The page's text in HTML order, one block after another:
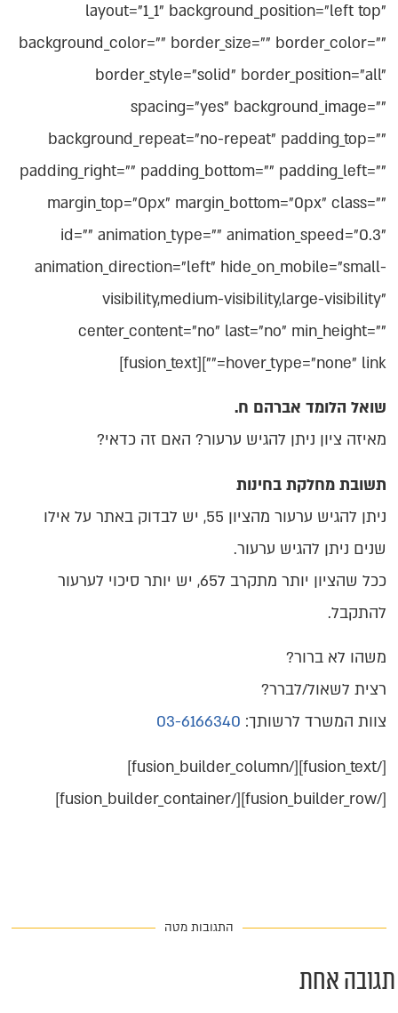
layout="1_1" background_position="left top"
background_color="" border_size="" border_color=""
border_style="solid" border_position="all"
spacing="yes" background_image=""
background_repeat="no-repeat" padding_top=""
padding_right="" padding_bottom="" padding_left=""
margin_top="0px" margin_bottom="0px" class=""
id="" animation_type="" animation_speed="0.3"
animation_direction="left" hide_on_mobile="small-
visibility,medium-visibility,large-visibility"
center_content="no" last="no" min_height=""
hover_type="none" link=""][fusion_text]
שואל הלומד אברהם ח.
מאיזה ציון ניתן להגיש ערעור? האם זה כדאי?
תשובת מחלקת בחינות
ניתן להגיש ערעור מהציון 55, יש לבדוק באתר על אילו
שנים ניתן להגיש ערעור.
ככל שהציון יותר מתקרב ל65, יש יותר סיכוי לערעור
להתקבל.
משהו לא ברור?
רצית לשאול/לברר?
צוות המשרד לרשותך: 03-6166340
[/fusion_text][/fusion_builder_column]
[/fusion_builder_row][/fusion_builder_container]
התגובות מטה
אחת